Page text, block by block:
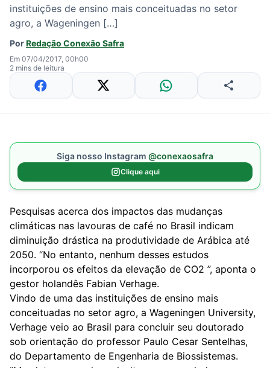
instituições de ensino mais conceituadas no setor
agro, a Wageningen […]
PorRedação Conexão Safra
Em 07/04/2017, 00h00
2 mins de leitura
Siga nosso Instagram @conexaosafra
Clique aqui
Pesquisas acerca dos impactos das mudanças
climáticas nas lavouras de café no Brasil indicam
diminuição drástica na produtividade de Arábica até
2050. “No entanto, nenhum desses estudos
incorporou os efeitos da elevação de CO2 ”, aponta o
gestor holandês Fabian Verhage.
Vindo de uma das instituições de ensino mais
conceituadas no setor agro, a Wageningen University,
Verhage veio ao Brasil para concluir seu doutorado
sob orientação do professor Paulo Cesar Sentelhas,
do Departamento de Engenharia de Biossistemas.